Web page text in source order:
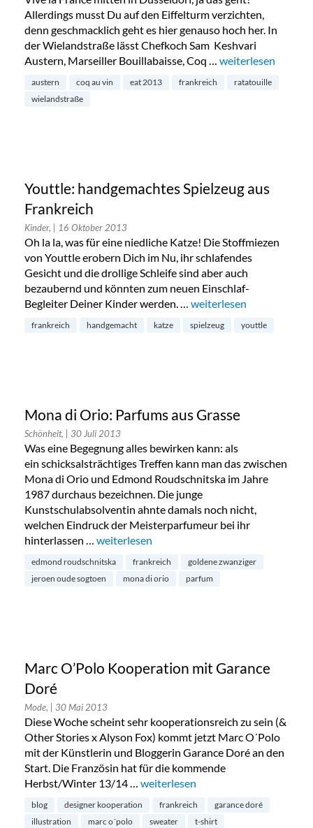
Allerdings musst Du auf den Eiffelturm verzichten,
denn geschmacklich geht es hier genauso hoch her. In
der Wielandstraße lässt Chefkoch Sam Keshvari
Austern, Marseiller Bouillabaisse, Coq … „Restaurant
weiterlesen
austern coq au vin eat 2013 frankreich
ratatouille
wielandstraße
Youttle: handgemachtes Spielzeug aus
Frankreich
Kinder, | 16 Oktober 2013
Oh la la, was für eine niedliche Katze! Die Stoffmiezen
von Youttle erobern Dich im Nu, ihr schlafendes
Gesicht und die drollige Schleife sind aber auch
bezaubernd und könnten zum neuen Einschlaf-
Begleiter Deiner Kinder werden. … „Youttle:
weiterlesen
frankreich handgemacht katze spielzeug youttle
Mona di Orio: Parfums aus Grasse
Schönheit, | 30 Juli 2013
Was eine Begegnung alles bewirken kann: als
ein schicksalsträchtiges Treffen kann man das zwischen
Mona di Orio und Edmond Roudschnitska im Jahre
1987 durchaus bezeichnen. Die junge
Kunstschulabsolventin ahnte damals noch nicht,
welchen Eindruck der Meisterparfumeur bei ihr
hinterlassen … „Mona di Orio: Parfums aus Grasse“
weiterlesen
edmond roudschnitska frankreich
goldene zwanziger
jeroen oude sogtoen
mona di orio parfum
Marc O’Polo Kooperation mit Garance
Doré
Mode, | 30 Mai 2013
Diese Woche scheint sehr kooperationsreich zu sein (&
Other Stories x Alyson Fox) kommt jetzt Marc O´Polo
mit der Künstlerin und Bloggerin Garance Doré an den
Start. Die Französin hat für die kommende
Herbst/Winter 13/14 … „Marc O’Polo Kooperation mit
weiterlesen
blog designer kooperation frankreich
garance doré
illustration
marc o´polo sweater t-shirt